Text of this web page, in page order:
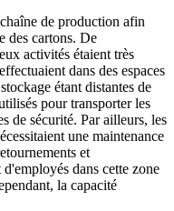
de production afin
des cartons. De
activités étaient très
dans des espaces
étant distantes de
pour transporter les
de sécurité. Par ailleurs, les
une maintenance
et
dans cette zone
la capacité